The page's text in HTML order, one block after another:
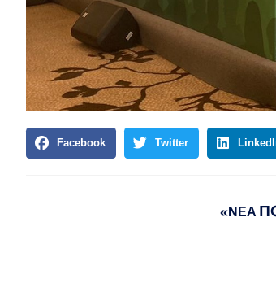
Facebook Twitter
«NEA